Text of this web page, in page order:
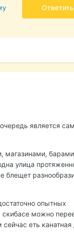
очередь является
магазинами,
улица
блещет
опытных
можно
еть канатная